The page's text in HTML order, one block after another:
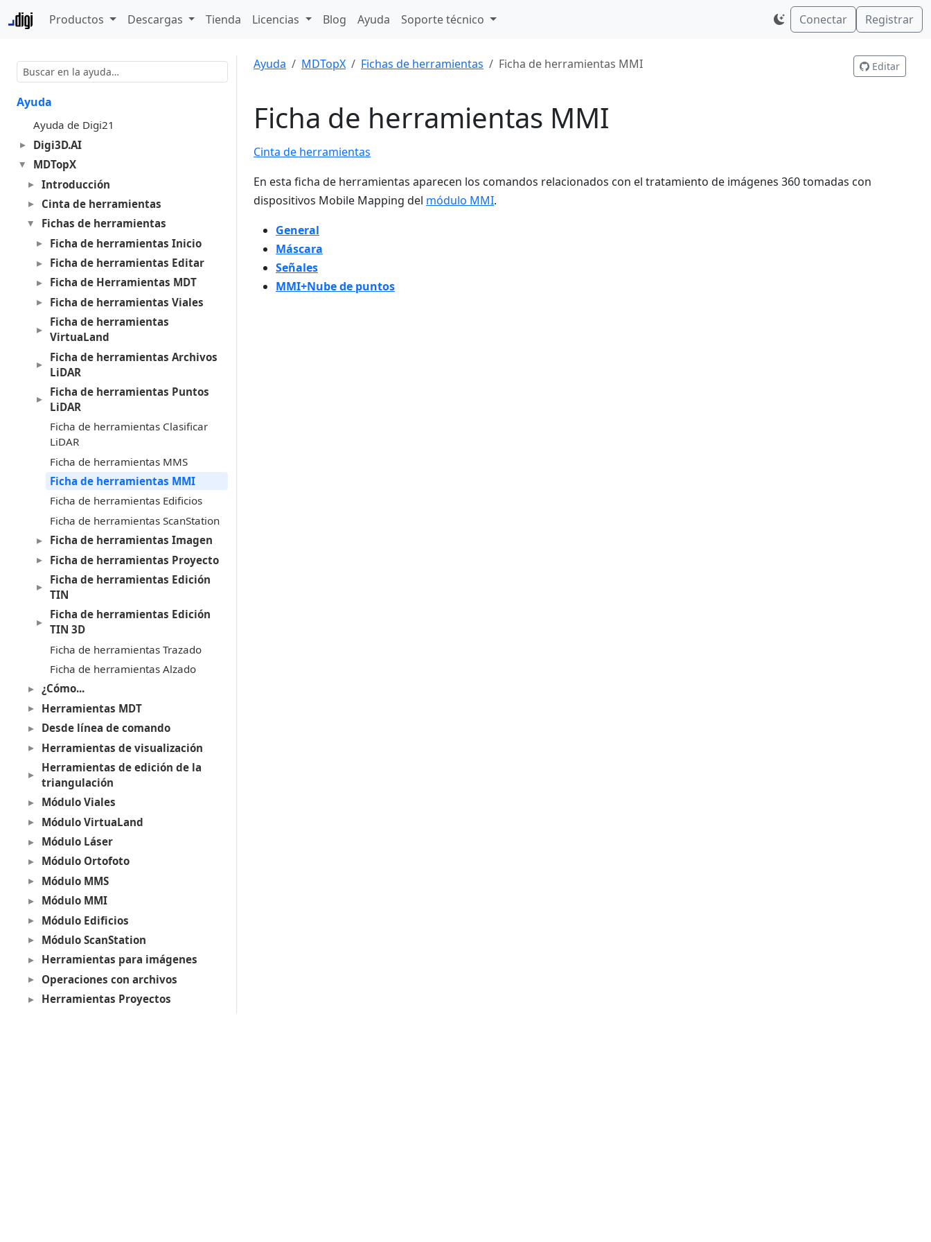
Productos Descargas Tienda Licencias Blog Ayuda Soporte técnico Conectar Registrar
Ayuda
Ayuda de Digi21
Digi3D.AI
MDTopX
Introducción
Cinta de herramientas
Fichas de herramientas
Ficha de herramientas Inicio
Ficha de herramientas Editar
Ficha de Herramientas MDT
Ficha de herramientas Viales
Ficha de herramientas
VirtuaLand
Ficha de herramientas Archivos
LiDAR
Ficha de herramientas Puntos
LiDAR
Ficha de herramientas Clasificar
LiDAR
Ficha de herramientas MMS
Ficha de herramientas MMI
Ficha de herramientas Edificios
Ficha de herramientas ScanStation
Ficha de herramientas Imagen
Ficha de herramientas Proyecto
Ficha de herramientas Edición
TIN
Ficha de herramientas Edición
TIN 3D
Ficha de herramientas Trazado
Ficha de herramientas Alzado
¿Cómo...
Herramientas MDT
Desde línea de comando
Herramientas de visualización
Herramientas de edición de la
triangulación
Módulo Viales
Módulo VirtuaLand
Módulo Láser
Módulo Ortofoto
Módulo MMS
Módulo MMI
Módulo Edificios
Módulo ScanStation
Herramientas para imágenes
Operaciones con archivos
Herramientas Proyectos
Ayuda MDTopX Fichas de herramientas Ficha de herramientas MMI Editar
Ficha de herramientas MMI
Cinta de herramientas
En esta ficha de herramientas aparecen los comandos relacionados con el tratamiento de imágenes 360 tomadas con
dispositivos Mobile Mapping del módulo MMI.
General
Máscara
Señales
MMI+Nube de puntos